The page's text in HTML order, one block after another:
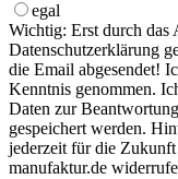
egal
Wichtig: Erst durch das
Datenschutzerklärung
die Email abgesendet!
Kenntnis genommen.
Daten zur
gespeichert werden.
jederzeit für die
manufaktur.de